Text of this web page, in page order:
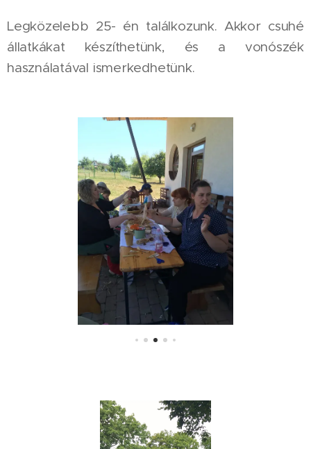
Legközelebb 25- én találkozunk. Akkor csuhé
állatkákat készíthetünk, és a vonószék
használatával ismerkedhetünk.